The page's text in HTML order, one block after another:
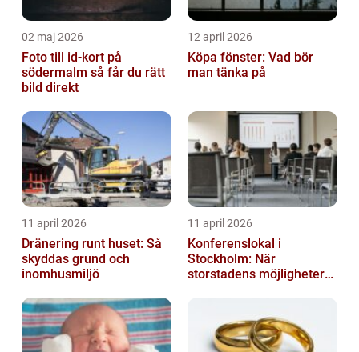
02 maj 2026
Foto till id-kort på
södermalm så får du rätt
bild direkt
12 april 2026
Köpa fönster: Vad bör
man tänka på
11 april 2026
Dränering runt huset: Så
skyddas grund och
inomhusmiljö
11 april 2026
Konferenslokal i
Stockholm: När
storstadens möjligheter